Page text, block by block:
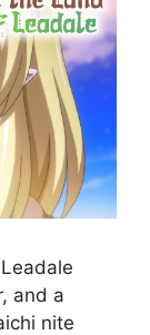
and a
nite